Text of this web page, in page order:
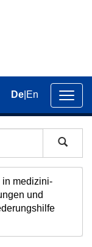
der
De En
in medi­zini­
und